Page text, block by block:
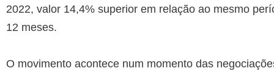
2022, valor 14,4% superior em relação ao mesmo
12 meses.
O movimento acontece num momento das